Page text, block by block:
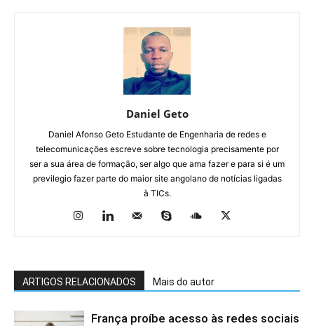
Daniel Geto
Daniel Afonso Geto Estudante de Engenharia de redes e
telecomunicações escreve sobre tecnologia precisamente por
ser a sua área de formação, ser algo que ama fazer e para si é um
previlegio fazer parte do maior site angolano de notícias ligadas
à TICs.
ARTIGOS RELACIONADOS Mais do autor
França proíbe acesso às redes sociais